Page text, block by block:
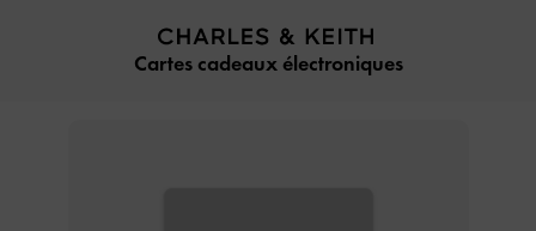
Cartes cadeaux électroniques